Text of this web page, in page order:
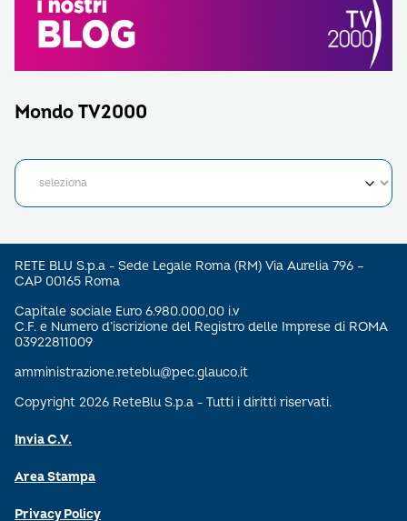
Mondo TV2000
RETE BLU S.p.a - Sede Legale Roma (RM) Via Aurelia 796 –
CAP 00165 Roma
Capitale sociale Euro 6.980.000,00 i.v
C.F. e Numero d’iscrizione del Registro delle Imprese di ROMA
03922811009
amministrazione.reteblu@pec.glauco.it
Copyright 2026 ReteBlu S.p.a - Tutti i diritti riservati.
Invia C.V.
Area Stampa
Privacy Policy